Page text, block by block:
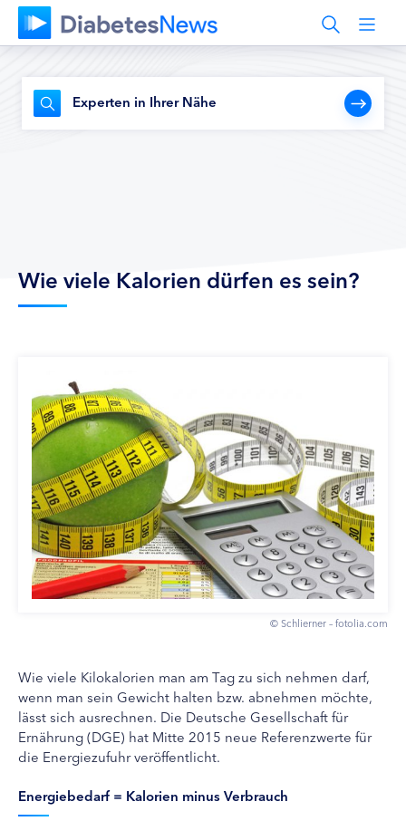
Experten in Ihrer Nähe
Wie viele Kalorien dürfen es sein?
© Schlierner – fotolia.com
Wie viele Kilokalorien man am Tag zu sich nehmen darf,
wenn man sein Gewicht halten bzw. abnehmen möchte,
lässt sich ausrechnen. Die Deutsche Gesellschaft für
Ernährung (DGE) hat Mitte 2015 neue Referenzwerte für
die Energiezufuhr veröffentlicht.
Energiebedarf = Kalorien minus Verbrauch